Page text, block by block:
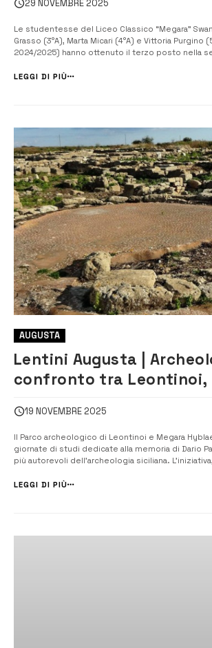
un video dedicato a
Hyblaea
29 NOVEMBRE 2025
Le studentesse del Liceo Classico “Megara”
Grasso (3°A), Marta Micari (4°A) e Vittoria Purgino
2024/2025) hanno ottenuto il terzo posto nella
amare e difendere” con il video “Megara Hyblaea:
LEGGI DI PIÙ
AUGUSTA
Lentini Augusta |
confronto tra Leontinoi,
19 NOVEMBRE 2025
Il Parco archeologico di Leontinoi e Megara
giornate di studi dedicate alla memoria di Dario
più autorevoli dell’archeologia siciliana.
Culturali e dell’Identità Siciliana, i Comuni di
LEGGI DI PIÙ